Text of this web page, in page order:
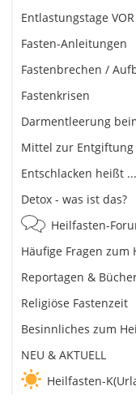
Entlastungstage
Fasten-Anleitungen
Fastenbrechen /
Fastenkrisen
Darmentleerung
Mittel zur Entgiftung
Entschlacken heißt ...
Detox - was ist das?
Heilfasten-
Häufige Fragen zum
Reportagen &
Religiöse Fastenzeit
Besinnliches zum
NEU & AKTUELL
Heilfasten-